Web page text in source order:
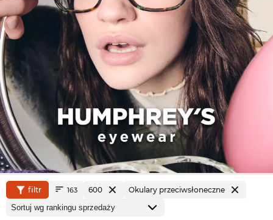
filtr 163 600 Okulary przeciwsłoneczne